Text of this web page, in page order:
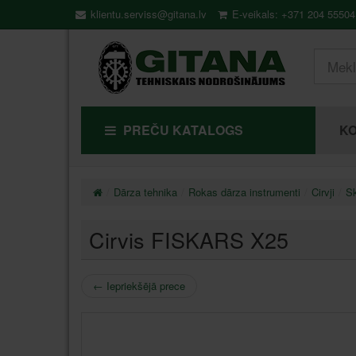
klientu.serviss@gitana.lv E-veikals: +371 204 55504
PREČU KATALOGS
Dārza tehnika Rokas dārza instrumenti Cirvji
Cirvis FISKARS X25
← Iepriekšējā prece